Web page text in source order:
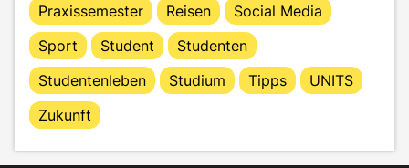
Praxissemester
Reisen
Social Media
Sport
Student
Studenten
Studentenleben
Studium Tipps
UNITS
Zukunft